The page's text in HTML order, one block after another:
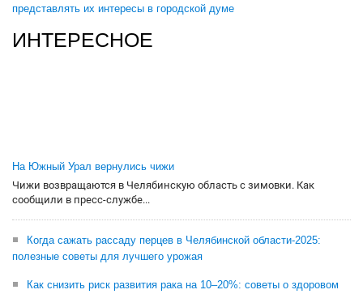
представлять их интересы в городской думе
ИНТЕРЕСНОЕ
На Южный Урал вернулись чижи
Чижи возвращаются в Челябинскую область с зимовки. Как
сообщили в пресс-службе...
Когда сажать рассаду перцев в Челябинской области-2025:
полезные советы для лучшего урожая
Как снизить риск развития рака на 10–20%: советы о здоровом